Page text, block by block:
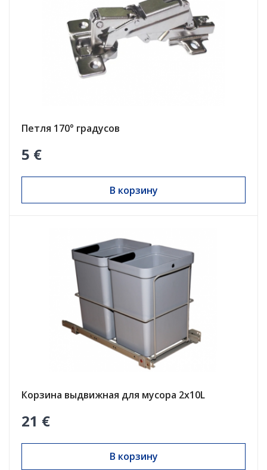
Петля 170° градусов
5 €
В корзину
Корзина выдвижная для мусора 2x10L
21 €
В корзину